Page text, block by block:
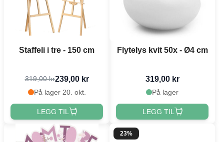
Staffeli i tre - 150 cm
319,00 kr239,00 kr
På lager 20. okt.
LEGG TIL
Flytelys kvit 50x - Ø4 cm
319,00 kr
På lager
LEGG TIL
23%